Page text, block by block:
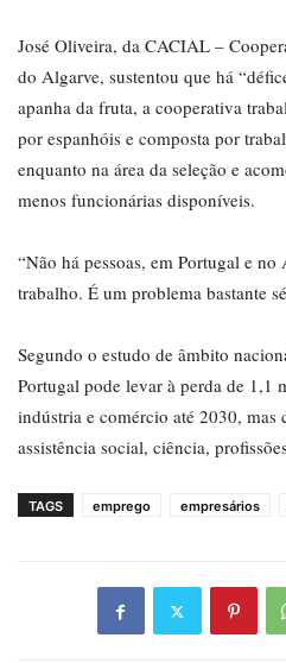
José Oliveira, da CACIAL –
do Algarve, sustentou que há
apanha da fruta, a cooperativa
por espanhóis e composta por
enquanto na área da seleção e
menos funcionárias disponíveis.
“Não há pessoas, em Portugal e
trabalho. É um problema bastante
Segundo o estudo de âmbito
Portugal pode levar à perda de 1,1
indústria e comércio até 2030, mas
assistência social, ciência,
TAGS emprego empresários